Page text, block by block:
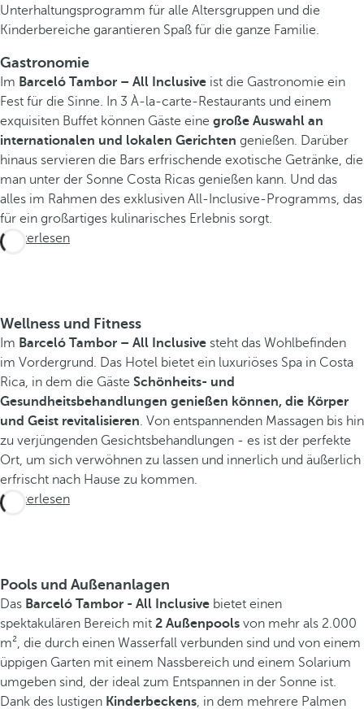
Unterhaltungsprogramm für alle Altersgruppen und die
Kinderbereiche garantieren Spaß für die ganze Familie.
Gastronomie
Im Barceló Tambor – All Inclusive ist die Gastronomie ein
Fest für die Sinne. In 3 À-la-carte-Restaurants und einem
exquisiten Buffet können Gäste eine große Auswahl an
internationalen und lokalen Gerichten genießen. Darüber
hinaus servieren die Bars erfrischende exotische Getränke, die
man unter der Sonne Costa Ricas genießen kann. Und das
alles im Rahmen des exklusiven All-Inclusive-Programms, das
für ein großartiges kulinarisches Erlebnis sorgt.
Weiterlesen
Wellness und Fitness
Im Barceló Tambor – All Inclusive steht das Wohlbefinden
im Vordergrund. Das Hotel bietet ein luxuriöses Spa in Costa
Rica, in dem die Gäste Schönheits- und
Gesundheitsbehandlungen genießen können, die Körper
und Geist revitalisieren. Von entspannenden Massagen bis hin
zu verjüngenden Gesichtsbehandlungen - es ist der perfekte
Ort, um sich verwöhnen zu lassen und innerlich und äußerlich
erfrischt nach Hause zu kommen.
Weiterlesen
Pools und Außenanlagen
Das Barceló Tambor - All Inclusive bietet einen
spektakulären Bereich mit 2 Außenpools von mehr als 2.000
m², die durch einen Wasserfall verbunden sind und von einem
üppigen Garten mit einem Nassbereich und einem Solarium
umgeben sind, der ideal zum Entspannen in der Sonne ist.
Dank des lustigen Kinderbeckens, in dem mehrere Palmen